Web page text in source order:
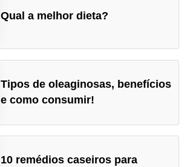
Qual a melhor dieta?
Tipos de oleaginosas, benefícios
e como consumir!
10 remédios caseiros para